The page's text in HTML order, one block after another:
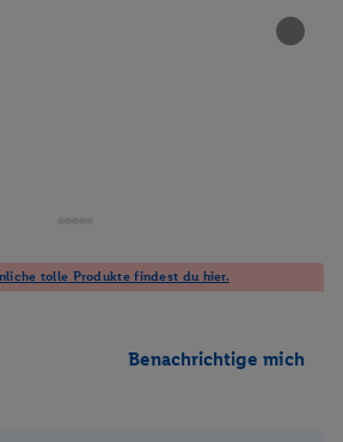
tolle Produkte findest du hier.
Benachrichtige mich